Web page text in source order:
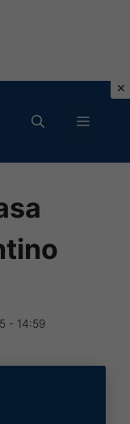
MENU
- 14:59